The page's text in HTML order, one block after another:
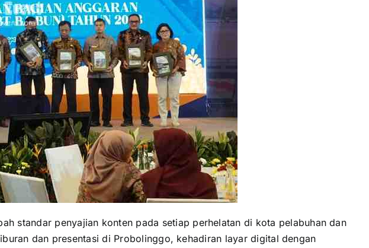
standar penyajian konten pada setiap perhelatan di kota pelabuhan dan
dan presentasi di Probolinggo, kehadiran layar digital dengan